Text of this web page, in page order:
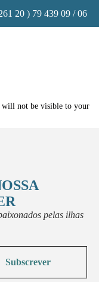
20 ) 79 439 09 / 06
will not be visible to your
pelas ilhas